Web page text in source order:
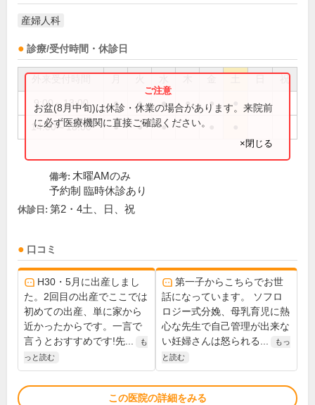
産婦人科
診療/受付時間・休診日
祝
9:00～13:00 ● ● ● ● ●
14:00～18:00 ● ● ●
お盆(8月中旬)は休診・休業の場合があります。来院前
に必ず医療機関に直接ご確認ください。
×閉じる
備考: 木曜AMのみ
予約制 臨時休診あり
休診日: 第2・4土、日、祝
口コミ
H30・5月に出産しまし
た。2回目の出産でここでは
初めての出産、単に家から
近かったからです。一言で
言うとおすすめです!先...
も
っと読む
第一子からこちらでお世
話になっています。 ソフロ
ロジー式分娩、母乳育児に熱
心な先生で自己管理が出来な
い妊婦さんは怒られる...
もっ
と読む
この医院の詳細をみる